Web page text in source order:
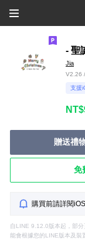
- 聖
Jia
V2.26
支援
贈送禮
免
購買前請詳閱
自LINE 9.12.0版本起，部
能會根據您的LINE版本及裝